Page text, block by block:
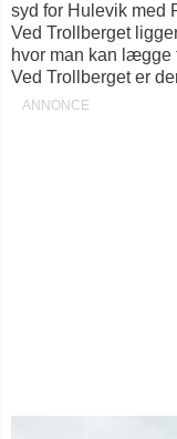
syd for Hulevik med
Ved Trollberget
hvor man kan lægge
Ved Trollberget er